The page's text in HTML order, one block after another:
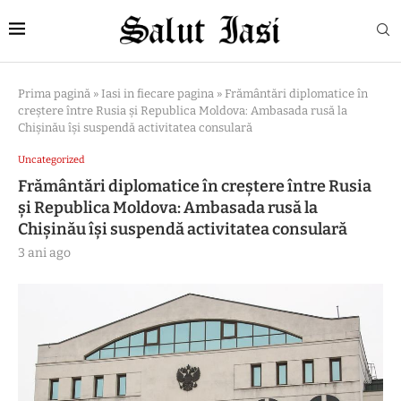
Prima pagină » Iasi in fiecare pagina » Frământări diplomatice în
creștere între Rusia și Republica Moldova: Ambasada rusă la
Chișinău își suspendă activitatea consulară
Uncategorized
Frământări diplomatice în creștere între Rusia
și Republica Moldova: Ambasada rusă la
Chișinău își suspendă activitatea consulară
3 ani ago